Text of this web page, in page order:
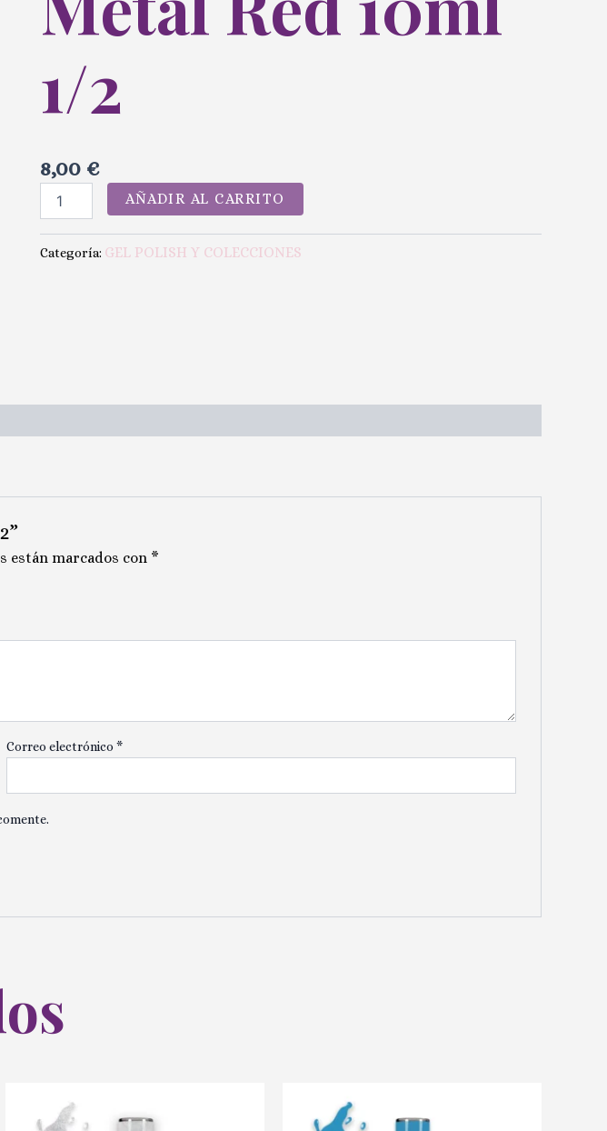
1/2
8,00 €
AÑADIR AL CARRITO
Categoría: GEL POLISH Y COLECCIONES
están marcados con *
Correo electrónico*